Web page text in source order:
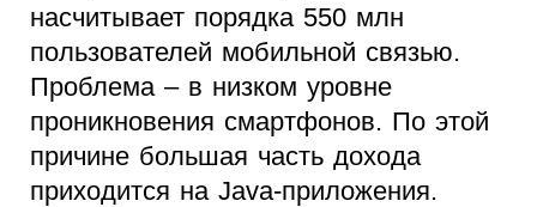
насчитывает порядка 550 млн
пользователей мобильной связью.
Проблема – в низком уровне
проникновения смартфонов. По этой
причине большая часть дохода
приходится на Java-приложения.